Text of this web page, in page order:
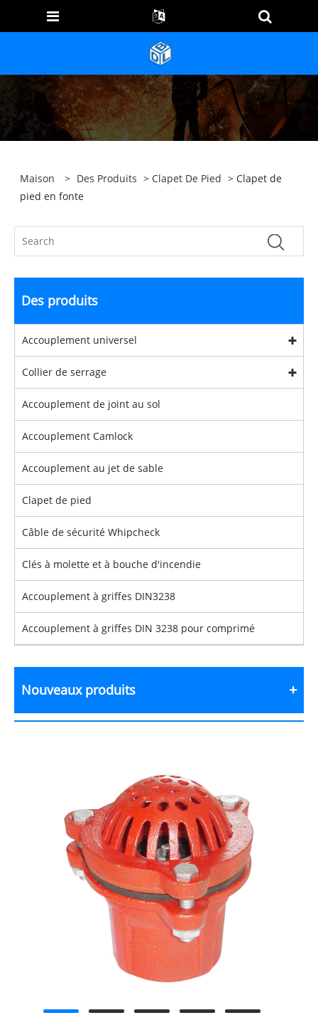
Maison > Des Produits > Clapet De Pied > Clapet de
pied en fonte
Des produits
Accouplement universel
Collier de serrage
Accouplement de joint au sol
Accouplement Camlock
Accouplement au jet de sable
Clapet de pied
Câble de sécurité Whipcheck
Clés à molette et à bouche d'incendie
Accouplement à griffes DIN3238
Accouplement à griffes DIN 3238 pour comprimé
Nouveaux produits